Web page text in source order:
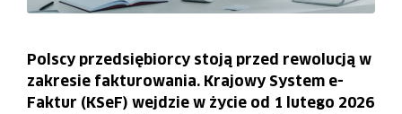
Polscy przedsiębiorcy stoją przed rewolucją w
zakresie fakturowania. Krajowy System e-
Faktur (KSeF) wejdzie w życie od 1 lutego 2026